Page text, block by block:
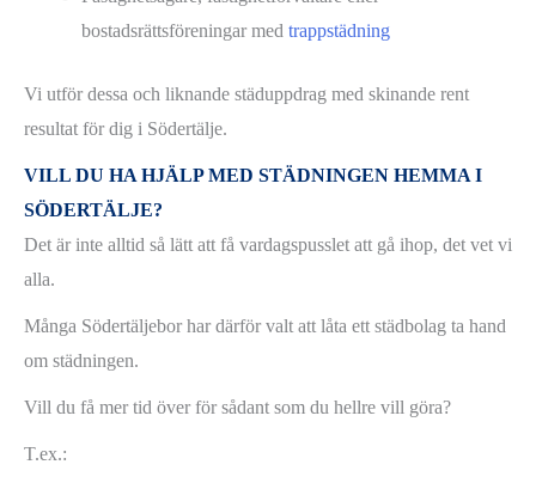
bostadsrättsföreningar med trappstädning
Vi utför dessa och liknande städuppdrag med skinande rent
resultat för dig i Södertälje.
VILL DU HA HJÄLP MED STÄDNINGEN HEMMA I
SÖDERTÄLJE?
Det är inte alltid så lätt att få vardagspusslet att gå ihop, det vet vi
alla.
Många Södertäljebor har därför valt att låta ett städbolag ta hand
om städningen.
Vill du få mer tid över för sådant som du hellre vill göra?
T.ex.: